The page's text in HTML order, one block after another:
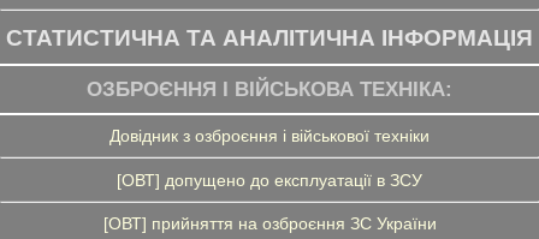
СТАТИСТИЧНА ТА АНАЛІТИЧНА ІНФОРМАЦІЯ
ОЗБРОЄННЯ І ВІЙСЬКОВА ТЕХНІКА:
Довідник з озброєння і військової техніки
[ОВТ] допущено до експлуатації в ЗСУ
[ОВТ] прийняття на озброєння ЗС України